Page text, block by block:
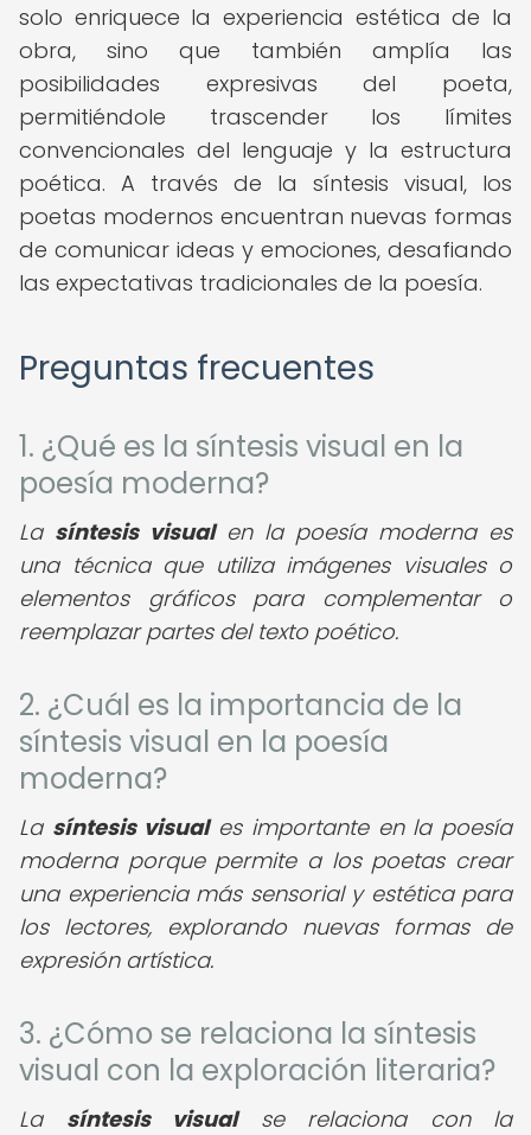
solo enriquece la experiencia estética de la
obra, sino que también amplía las
posibilidades expresivas del poeta,
permitiéndole trascender los límites
convencionales del lenguaje y la estructura
poética. A través de la síntesis visual, los
poetas modernos encuentran nuevas formas
de comunicar ideas y emociones, desafiando
las expectativas tradicionales de la poesía.
Preguntas frecuentes
1. ¿Qué es la síntesis visual en la
poesía moderna?
La síntesis visualen la poesía moderna es
una técnica que utiliza imágenes visuales o
elementos gráficos para complementar o
reemplazar partes del texto poético.
2. ¿Cuál es la importancia de la
síntesis visual en la poesía
moderna?
La síntesis visuales importante en la poesía
moderna porque permite a los poetas crear
una experiencia más sensorial y estética para
los lectores, explorando nuevas formas de
expresión artística.
3. ¿Cómo se relaciona la síntesis
visual con la exploración literaria?
La síntesis visualse relaciona con la